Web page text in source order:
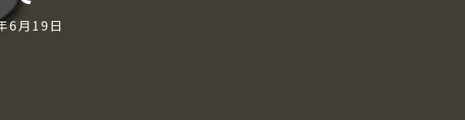
6月19日